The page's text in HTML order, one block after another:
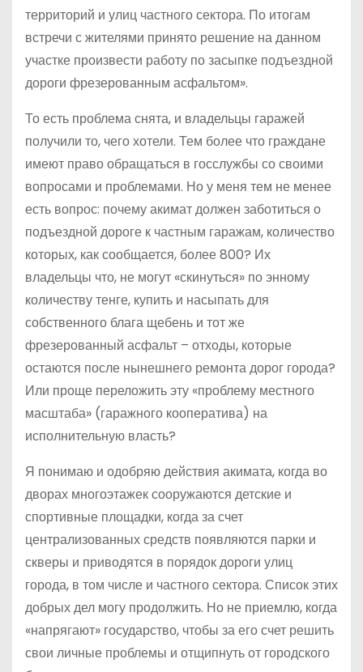
территорий и улиц частного сектора. По итогам
встречи с жителями принято решение на данном
участке произвести работу по засыпке подъездной
дороги фрезерованным асфальтом».
То есть проблема снята, и владельцы гаражей
получили то, чего хотели. Тем более что граждане
имеют право обращаться в госслужбы со своими
вопросами и проблемами. Но у меня тем не менее
есть вопрос: почему акимат должен заботиться о
подъездной дороге к частным гаражам, количество
которых, как сообщается, более 800? Их
владельцы что, не могут «скинуться» по энному
количеству тенге, купить и насыпать для
собственного блага щебень и тот же
фрезерованный асфальт – отходы, которые
остаются после нынешнего ремонта дорог города?
Или проще переложить эту «проблему местного
масштаба» (гаражного кооператива) на
исполнительную власть?
Я понимаю и одобряю действия акимата, когда во
дворах многоэтажек сооружаются детские и
спортивные площадки, когда за счет
централизованных средств появляются парки и
скверы и приводятся в порядок дороги улиц
города, в том числе и частного сектора. Список этих
добрых дел могу продолжить. Но не приемлю, когда
«напрягают» государство, чтобы за его счет решить
свои личные проблемы и отщипнуть от городского